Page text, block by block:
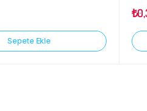
Sepete Ekle
₺